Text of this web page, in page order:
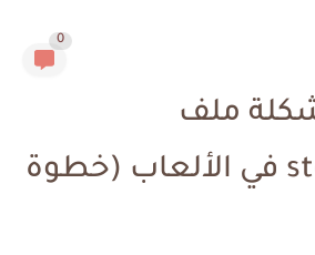
0
ملف
steam_api.dll في الألعاب (خطوة